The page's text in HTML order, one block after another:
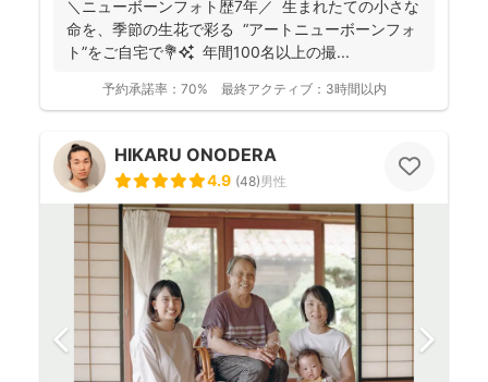
＼ニューボーンフォト歴7年／ 生まれたての小さな
命を、季節の生花で彩る “アートニューボーンフォ
ト”をご自宅で💐✨ 年間100名以上の撮...
予約承諾率： 70% 最終アクティブ： 3時間以内
HIKARU ONODERA
4.9 (48)男性